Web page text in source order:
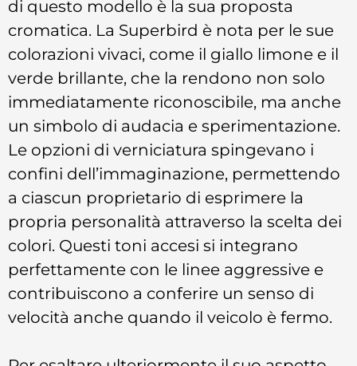
di questo modello è la sua proposta
cromatica. La Superbird è nota per le sue
colorazioni vivaci, come il giallo limone e il
verde brillante, che la rendono non solo
immediatamente riconoscibile, ma anche
un simbolo di audacia e sperimentazione.
Le opzioni di verniciatura spingevano i
confini dell’immaginazione, permettendo
a ciascun proprietario di esprimere la
propria personalità attraverso la scelta dei
colori. Questi toni accesi si integrano
perfettamente con le linee aggressive e
contribuiscono a conferire un senso di
velocità anche quando il veicolo è fermo.